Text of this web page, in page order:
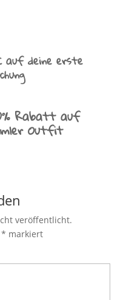
auf deine erste
Rabatt auf
Outfit
veröffentlicht.
* markiert